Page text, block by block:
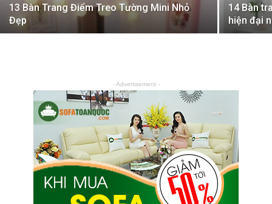
13 Bàn Trang Điểm Treo Tường Mini Nhỏ
Đẹp
14 Bàn
hiện đại
- Advertisement -